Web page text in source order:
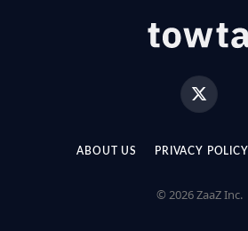
X
(Twitter)
ABOUT US PRIVACY POLICY
© 2026 ZaaZ Inc.